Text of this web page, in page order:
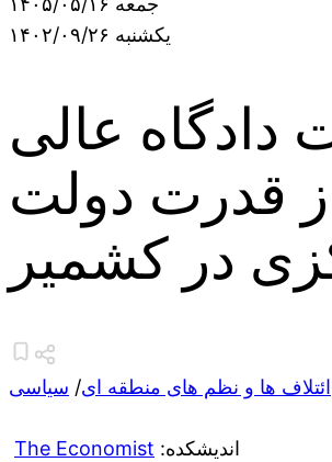
یکشنبه ۱۴۰۲/۰۹/۲۶
دادگاه عالی
قدرت دولت
در کشمیر
ائتلاف ها و نظم های منطقه ای/ سیاسی
The Economist :اندیشکده